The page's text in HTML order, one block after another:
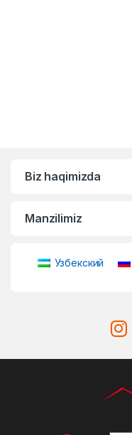
Biz haqimizda
Manzilimiz
Узбекский